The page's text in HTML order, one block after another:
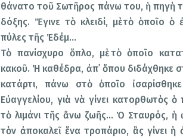
θάνατο τοῦ Σωτῆρος πάνω του, ἡ πηγὴ
δόξης. Ἔγινε τὸ κλειδί, μὲ τὸ ὁποῖο ὁ
πύλες τῆς Ἐδέμ…
Τὸ πανίσχυρο ὅπλο, μὲ τὸ ὁποῖο
κακοῦ. Ἡ καθέδρα, ἀπ᾿ ὅπου διδάχθηκε
κατάρτι, πάνω στὸ ὁποῖο
Εὐαγγελίου, γιὰ νὰ γίνει κατορθωτὸς
τὸ λιμάνι τῆς ἄνω ζωῆς… Ὁ Σταυρός, ἡ
τὸν ἀποκαλεῖ ἕνα τροπάριο, ἂς γίνει